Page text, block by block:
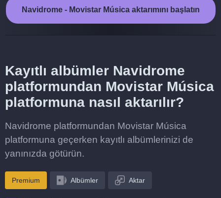
Navidrome - Movistar Música aktarımını başlatın
Kayıtlı albümler Navidrome
platformundan Movistar Música
platformuna nasıl aktarılır?
Navidrome platformundan Movistar Música
platformuna geçerken kayıtlı albümlerinizi de
yanınızda götürün.
Premium Albümler Aktar